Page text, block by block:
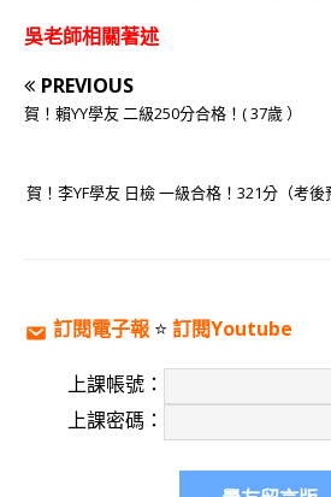
吳老師相關著述
PREVIOUS
賀！賴YY學友 二級250分合格！( 37歲 ）
賀！李YF學友 日檢 一級合格！321分（考
訂閱電子報 ⭐️ 訂閱Youtube
上課帳號：
上課密碼：